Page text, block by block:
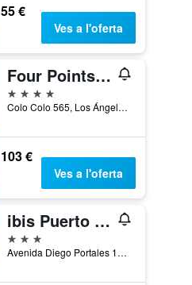
55 €
Ves a l'oferta
Four Points by Sheraton Los Angeles
4 estrelles
Colo Colo 565, Los Ángeles, Xile
103 €
Ves a l'oferta
ibis Puerto Montt
3 estrelles
Avenida Diego Portales 1001, Puerto Montt, Xile